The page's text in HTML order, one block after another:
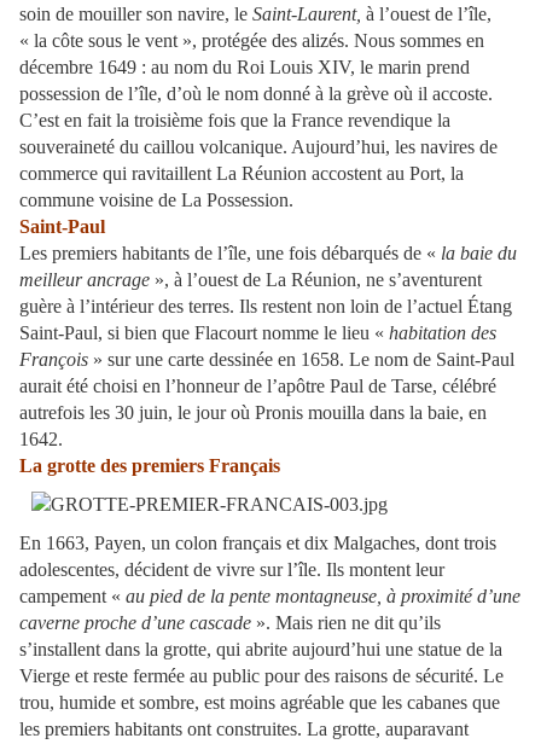
soin de mouiller son navire, le Saint-Laurent, à l’ouest de l’île,
« la côte sous le vent », protégée des alizés. Nous sommes en
décembre 1649 : au nom du Roi Louis XIV, le marin prend
possession de l’île, d’où le nom donné à la grève où il accoste.
C’est en fait la troisième fois que la France revendique la
souveraineté du caillou volcanique. Aujourd’hui, les navires de
commerce qui ravitaillent La Réunion accostent au Port, la
commune voisine de La Possession.
Saint-Paul
Les premiers habitants de l’île, une fois débarqués de « la baie du
meilleur ancrage », à l’ouest de La Réunion, ne s’aventurent
guère à l’intérieur des terres. Ils restent non loin de l’actuel Étang
Saint-Paul, si bien que Flacourt nomme le lieu « habitation des
François » sur une carte dessinée en 1658. Le nom de Saint-Paul
aurait été choisi en l’honneur de l’apôtre Paul de Tarse, célébré
autrefois les 30 juin, le jour où Pronis mouilla dans la baie, en
1642.
La grotte des premiers Français
En 1663, Payen, un colon français et dix Malgaches, dont trois
adolescentes, décident de vivre sur l’île. Ils montent leur
campement « au pied de la pente montagneuse, à proximité d’une
caverne proche d’une cascade ». Mais rien ne dit qu’ils
s’installent dans la grotte, qui abrite aujourd’hui une statue de la
Vierge et reste fermée au public pour des raisons de sécurité. Le
trou, humide et sombre, est moins agréable que les cabanes que
les premiers habitants ont construites. La grotte, auparavant